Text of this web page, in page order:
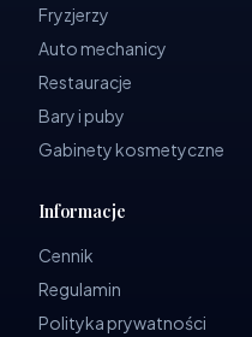
Fryzjerzy
Auto mechanicy
Restauracje
Bary i puby
Gabinety kosmetyczne
Informacje
Cennik
Regulamin
Polityka prywatności